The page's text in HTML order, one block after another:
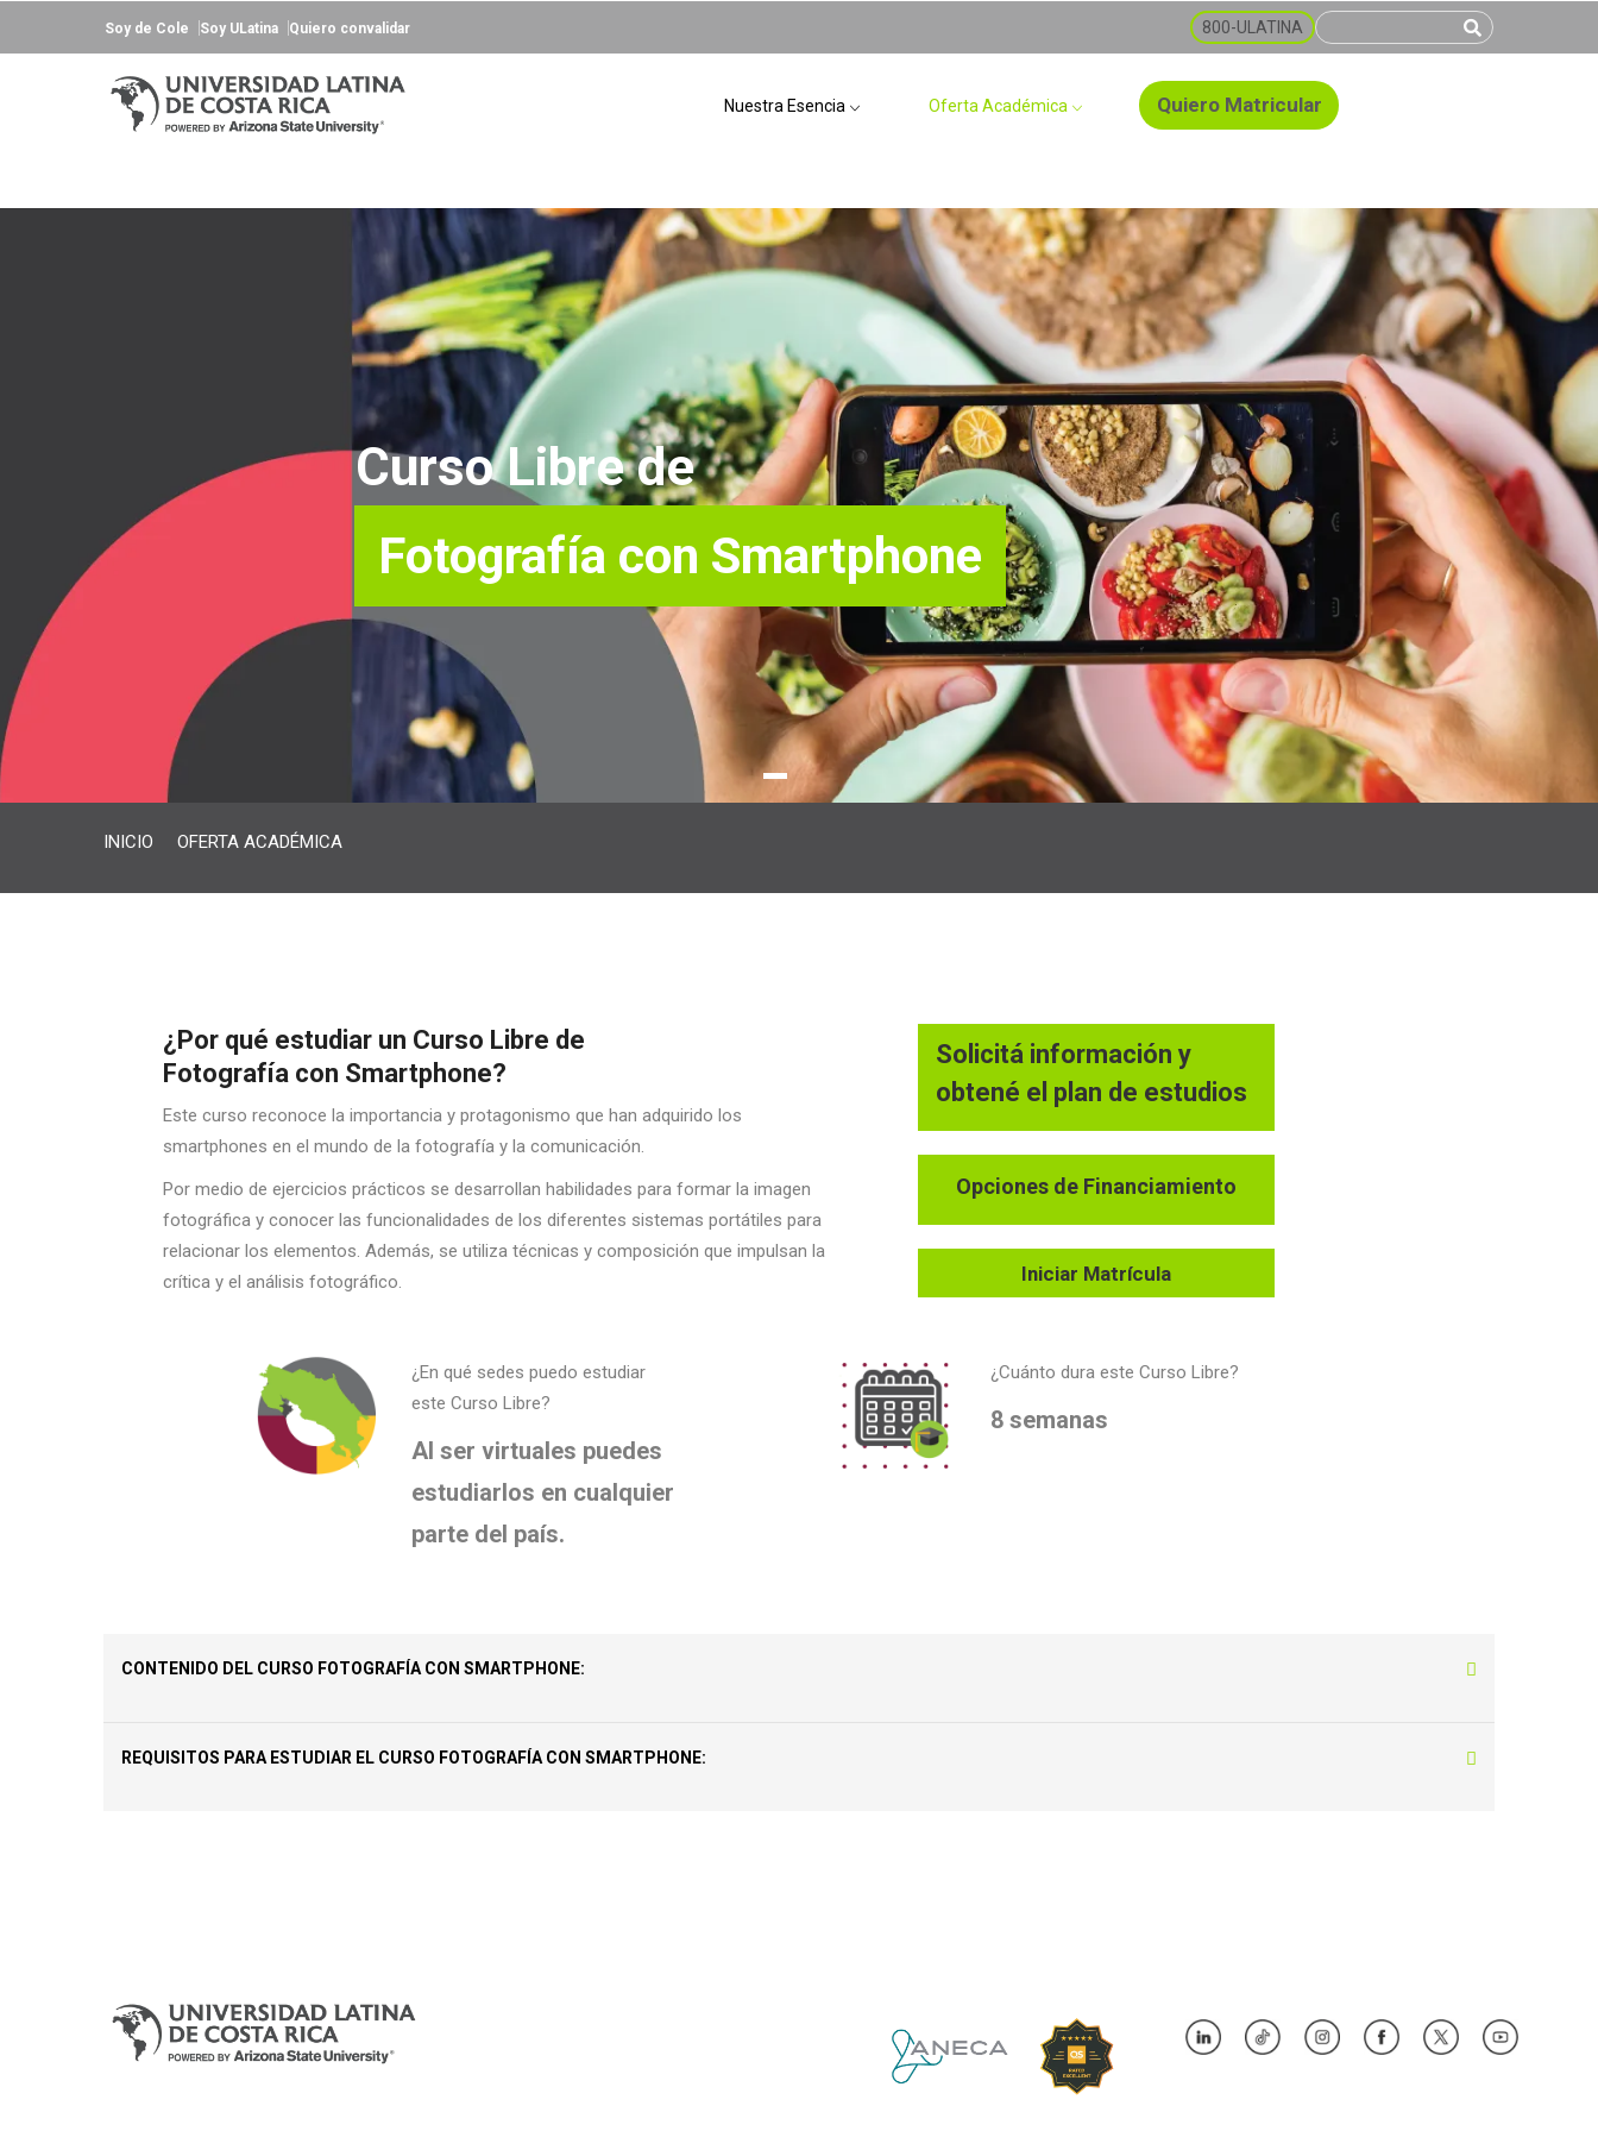
Soy de Cole Soy ULatina Quiero convalidar 800-ULATINA
Nuestra Esencia Oferta Académica Quiero Matricular
Curso Libre de
Fotografía con Smartphone
INICIO OFERTA ACADÉMICA
¿Por qué estudiar un Curso Libre de
Fotografía con Smartphone?
Este curso reconoce la importancia y protagonismo que han adquirido los
smartphones en el mundo de la fotografía y la comunicación.
Por medio de ejercicios prácticos se desarrollan habilidades para formar la imagen
fotográfica y conocer las funcionalidades de los diferentes sistemas portátiles para
relacionar los elementos. Además, se utiliza técnicas y composición que impulsan la
crítica y el análisis fotográfico.
Solicitá información y
obtené el plan de estudios
Opciones de Financiamiento
Iniciar Matrícula
¿En qué sedes puedo estudiar
este Curso Libre?
Al ser virtuales puedes
estudiarlos en cualquier
parte del país.
¿Cuánto dura este Curso Libre?
8 semanas
CONTENIDO DEL CURSO FOTOGRAFÍA CON SMARTPHONE:
REQUISITOS PARA ESTUDIAR EL CURSO FOTOGRAFÍA CON SMARTPHONE: